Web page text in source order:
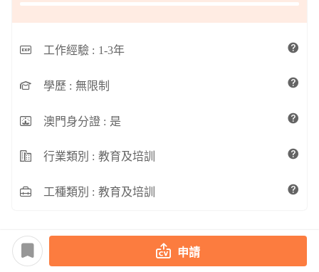
工作經驗 : 1-3年
學歷 : 無限制
澳門身分證 : 是
行業類別 : 教育及培訓
工種類別 : 教育及培訓
申請